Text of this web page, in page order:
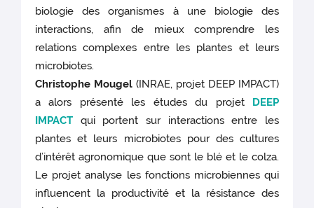
biologie des organismes à une biologie des
interactions, afin de mieux comprendre les
relations complexes entre les plantes et leurs
microbiotes.
Christophe Mougel(INRAE, projet DEEP IMPACT)
a alors présenté les études du projet DEEP
IMPACT qui portent sur interactions entre les
plantes et leurs microbiotes pour des cultures
d’intérêt agronomique que sont le blé et le colza.
Le projet analyse les fonctions microbiennes qui
influencent la productivité et la résistance des